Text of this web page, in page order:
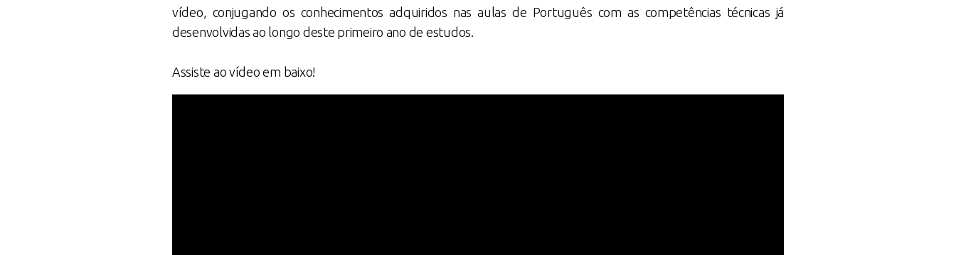
vídeo, conjugando os conhecimentos adquiridos nas aulas de Português com as competências técnicas já
desenvolvidas ao longo deste primeiro ano de estudos.
Assiste ao vídeo em baixo!